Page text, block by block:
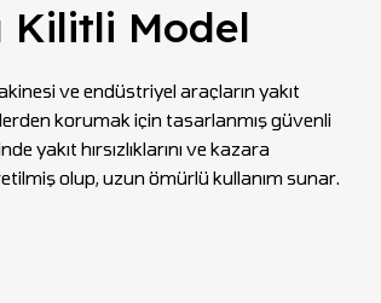
Kilitli Model
ve endüstriyel araçların yakıt
korumak için tasarlanmış güvenli
yakıt hırsızlıklarını ve kazara
olup, uzun ömürlü kullanım sunar.